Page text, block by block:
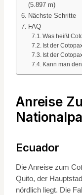
(5.897 m)
Nächste Schritte
FAQ
Was heißt
Ist der
Ist der
Kann man
Anreise
Ecuador
Die Anreise zum
Quito, der
nördlich liegt. Die